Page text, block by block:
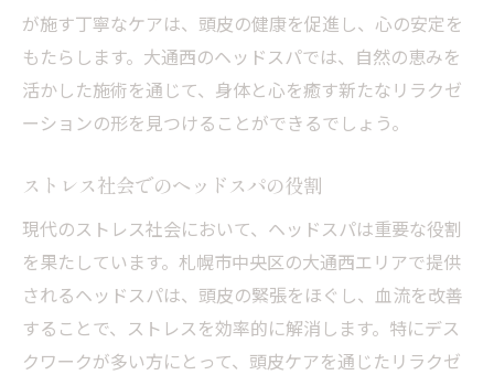
が施す丁寧なケアは、頭皮の健康を促進し、心の安定を
もたらします。大通西のヘッドスパでは、自然の恵みを
活かした施術を通じて、身体と心を癒す新たなリラクゼ
ーションの形を見つけることができるでしょう。
ストレス社会でのヘッドスパの役割
現代のストレス社会において、ヘッドスパは重要な役割
を果たしています。札幌市中央区の大通西エリアで提供
されるヘッドスパは、頭皮の緊張をほぐし、血流を改善
することで、ストレスを効率的に解消します。特にデス
クワークが多い方にとって、頭皮ケアを通じたリラクゼ